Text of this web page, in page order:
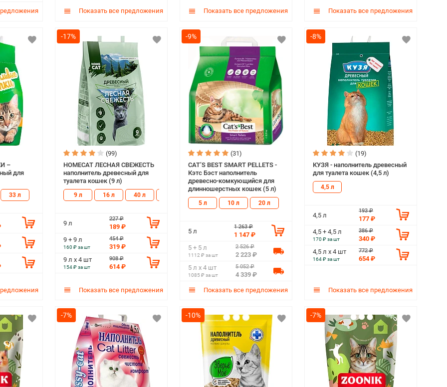
Показать все предложения Показать все предложения Показать все предложения
–
для
33 л
-17%
(99)
HOMECAT ЛЕСНАЯ СВЕЖЕСТЬ
наполнитель древесный для
туалета кошек (9 л)
9 л 16 л 40 л
9 л
227 ₽
189 ₽
9 + 9 л
160 ₽ за шт
454 ₽
319 ₽
9 л х 4 шт
154 ₽ за шт
908 ₽
614 ₽
Показать все предложения
-9%
(31)
CAT’S BEST SMART PELLETS -
Кэтс Бэст наполнитель
древесно-комкующийся для
длинношерстных кошек (5 л)
5 л 10 л 20 л
5 л
1 263 ₽
1 147 ₽
5 + 5 л
1112 ₽ за шт
2 526 ₽
2 223 ₽
5 л х 4 шт
1085 ₽ за шт
5 052 ₽
4 339 ₽
Показать все предложения
-8%
(19)
КУЗЯ - наполнитель древесный
для туалета кошек (4,5 л)
4,5 л
4,5 л
193 ₽
177 ₽
4,5 + 4,5 л
170 ₽ за шт
386 ₽
340 ₽
4,5 л х 4 шт
164 ₽ за шт
772 ₽
654 ₽
Показать все предложения
-7% -10% -7%